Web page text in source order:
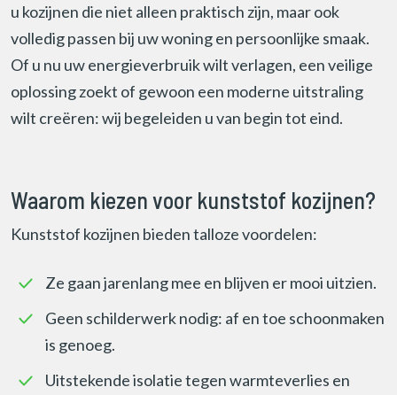
u kozijnen die niet alleen praktisch zijn, maar ook
volledig passen bij uw woning en persoonlijke smaak.
Of u nu uw energieverbruik wilt verlagen, een veilige
oplossing zoekt of gewoon een moderne uitstraling
wilt creëren: wij begeleiden u van begin tot eind.
Waarom kiezen voor kunststof kozijnen?
Kunststof kozijnen bieden talloze voordelen:
Ze gaan jarenlang mee en blijven er mooi uitzien.
Geen schilderwerk nodig: af en toe schoonmaken
is genoeg.
Uitstekende isolatie tegen warmteverlies en